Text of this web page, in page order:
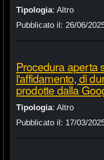
Tipologia: Altro
Pubblicato il: 26/06/
Procedura aperta
l'affidamento, di
prodotte dalla
Tipologia: Altro
Pubblicato il: 17/03/